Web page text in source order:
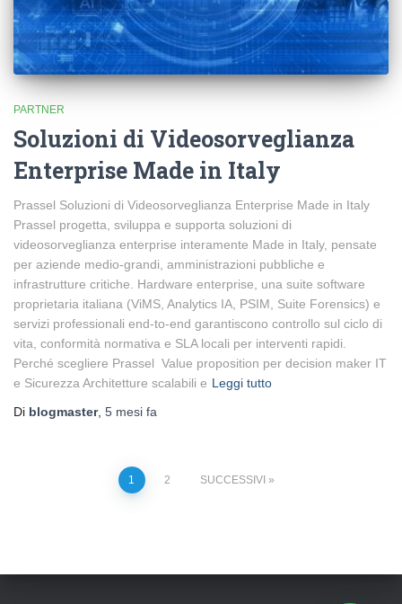
PARTNER
Soluzioni di Videosorveglianza
Enterprise Made in Italy
Prassel Soluzioni di Videosorveglianza Enterprise Made in Italy
Prassel progetta, sviluppa e supporta soluzioni di
videosorveglianza enterprise interamente Made in Italy, pensate
per aziende medio-grandi, amministrazioni pubbliche e
infrastrutture critiche. Hardware enterprise, una suite software
proprietaria italiana (ViMS, Analytics IA, PSIM, Suite Forensics) e
servizi professionali end-to-end garantiscono controllo sul ciclo di
vita, conformità normativa e SLA locali per interventi rapidi.
Perché scegliere Prassel Value proposition per decision maker IT
e Sicurezza Architetture scalabili e Leggi tutto
Di blogmaster, 5 mesi fa
Paginazione
articoli
1 2 SUCCESSIVI